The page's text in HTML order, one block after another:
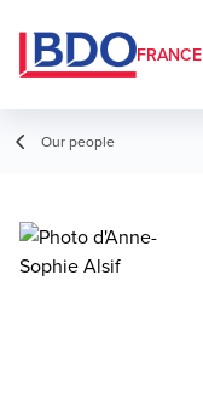
FRANCE
Our people